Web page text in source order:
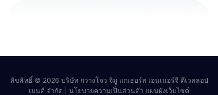
ลิขสิทธิ์ © 2026 บริษัท กวางโจว จิมู แกเธอร์ส เอนเนอร์จี ดีเวลลอป
เมนต์ จำกัด |
นโยบายความเป็นส่วนตัว แผนผังเว็บไซต์